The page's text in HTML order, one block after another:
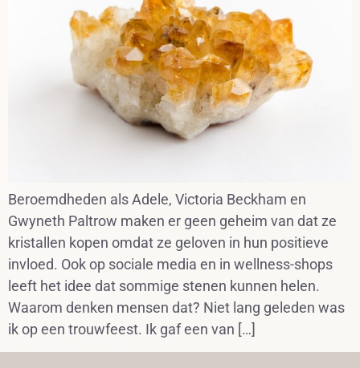
Beroemdheden als Adele, Victoria Beckham en
Gwyneth Paltrow maken er geen geheim van dat ze
kristallen kopen omdat ze geloven in hun positieve
invloed. Ook op sociale media en in wellness-shops
leeft het idee dat sommige stenen kunnen helen.
Waarom denken mensen dat? Niet lang geleden was
ik op een trouwfeest. Ik gaf een van […]